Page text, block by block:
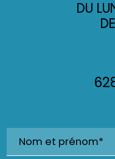
DU
Nom et prénom*